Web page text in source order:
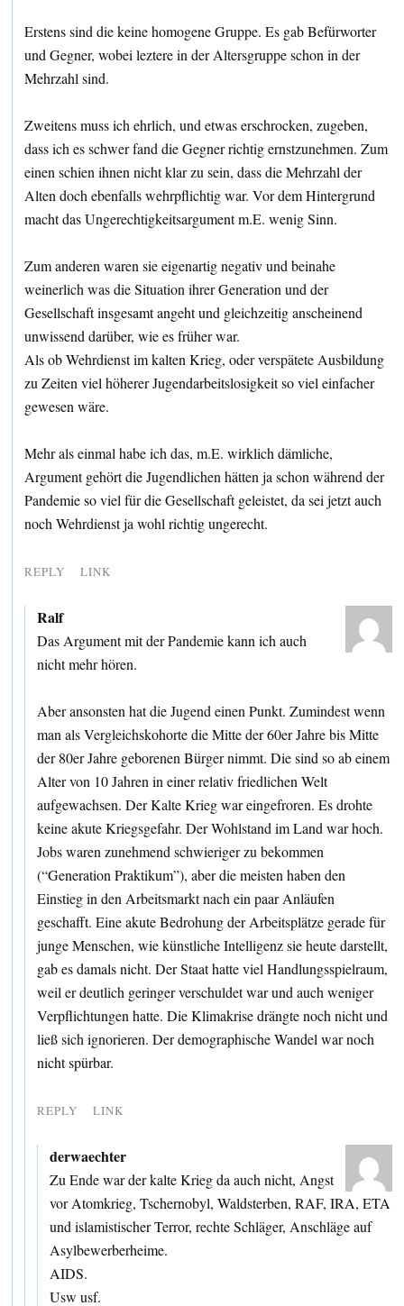
Erstens sind die keine homogene Gruppe. Es gab Befürworter
und Gegner, wobei leztere in der Altersgruppe schon in der
Mehrzahl sind.
Zweitens muss ich ehrlich, und etwas erschrocken, zugeben,
dass ich es schwer fand die Gegner richtig ernstzunehmen. Zum
einen schien ihnen nicht klar zu sein, dass die Mehrzahl der
Alten doch ebenfalls wehrpflichtig war. Vor dem Hintergrund
macht das Ungerechtigkeitsargument m.E. wenig Sinn.
Zum anderen waren sie eigenartig negativ und beinahe
weinerlich was die Situation ihrer Generation und der
Gesellschaft insgesamt angeht und gleichzeitig anscheinend
unwissend darüber, wie es früher war.
Als ob Wehrdienst im kalten Krieg, oder verspätete Ausbildung
zu Zeiten viel höherer Jugendarbeitslosigkeit so viel einfacher
gewesen wäre.
Mehr als einmal habe ich das, m.E. wirklich dämliche,
Argument gehört die Jugendlichen hätten ja schon während der
Pandemie so viel für die Gesellschaft geleistet, da sei jetzt auch
noch Wehrdienst ja wohl richtig ungerecht.
REPLY LINK
Ralf
Das Argument mit der Pandemie kann ich auch
nicht mehr hören.
Aber ansonsten hat die Jugend einen Punkt. Zumindest wenn
man als Vergleichskohorte die Mitte der 60er Jahre bis Mitte
der 80er Jahre geborenen Bürger nimmt. Die sind so ab einem
Alter von 10 Jahren in einer relativ friedlichen Welt
aufgewachsen. Der Kalte Krieg war eingefroren. Es drohte
keine akute Kriegsgefahr. Der Wohlstand im Land war hoch.
Jobs waren zunehmend schwieriger zu bekommen
(“Generation Praktikum”), aber die meisten haben den
Einstieg in den Arbeitsmarkt nach ein paar Anläufen
geschafft. Eine akute Bedrohung der Arbeitsplätze gerade für
junge Menschen, wie künstliche Intelligenz sie heute darstellt,
gab es damals nicht. Der Staat hatte viel Handlungsspielraum,
weil er deutlich geringer verschuldet war und auch weniger
Verpflichtungen hatte. Die Klimakrise drängte noch nicht und
ließ sich ignorieren. Der demographische Wandel war noch
nicht spürbar.
REPLY LINK
derwaechter
Zu Ende war der kalte Krieg da auch nicht, Angst
vor Atomkrieg, Tschernobyl, Waldsterben, RAF, IRA, ETA
und islamistischer Terror, rechte Schläger, Anschläge auf
Asylbewerberheime.
AIDS.
Usw usf.